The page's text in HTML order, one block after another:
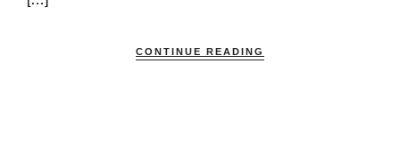
CONTINUE READING